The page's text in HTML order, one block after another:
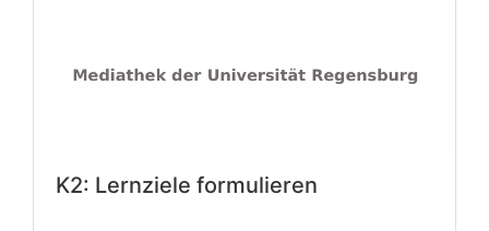
K2: Lernziele formulieren